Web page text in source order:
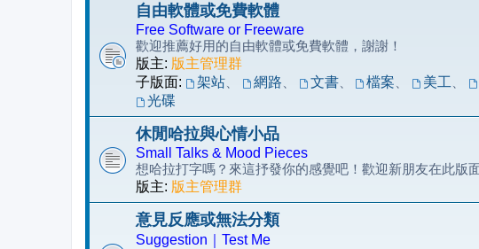
自由軟體或免費軟體
Free Software or Freeware
歡迎推薦好用的自由軟體或免費軟體，謝謝！
版主: 版主管理群
子版面:
架站、 網路、 文書、 檔案、 美工、
光碟
休閒哈拉與心情小品
Small Talks & Mood Pieces
想哈拉打字嗎？來這抒發你的感覺吧！歡迎新朋友在此版
版主: 版主管理群
意見反應或無法分類
Suggestion｜Test Me